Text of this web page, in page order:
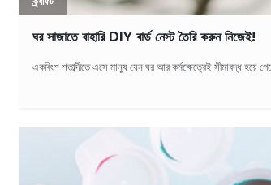
ঘর সাজাতে বাহারি DIY বার্ড নেস্ট তৈরি করুন নিজেই!
একবিংশ শতাব্দীতে এসে মানুষ যেন ঘর আর কর্মক্ষেত্রেই সীমাবদ্ধ হয়ে